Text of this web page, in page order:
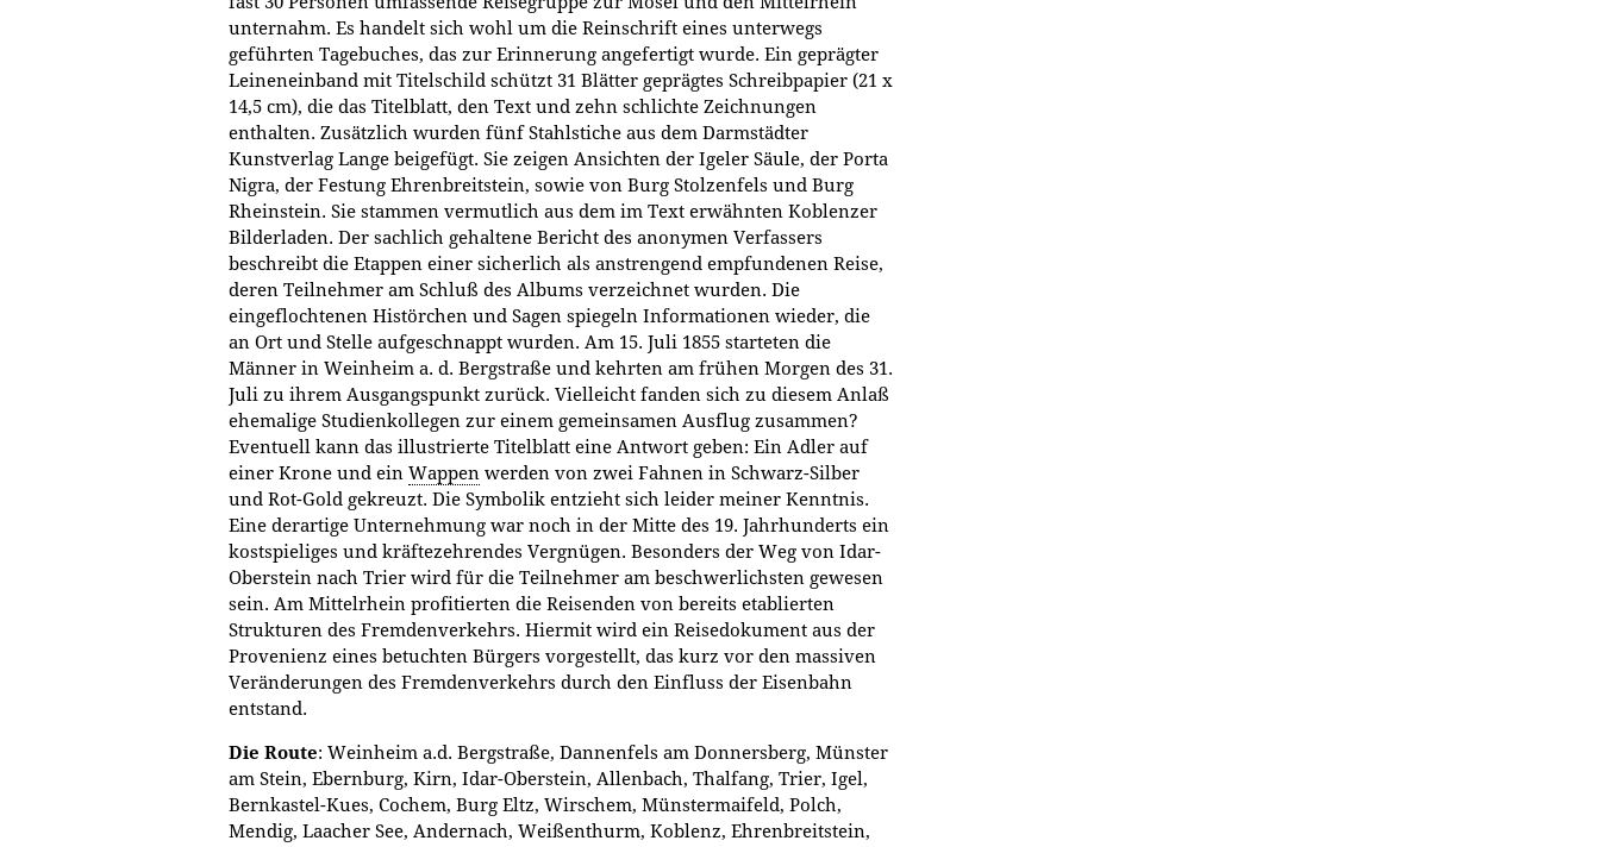
unternahm. Es handelt sich wohl um die Reinschrift eines unterwegs
geführten Tagebuches, das zur Erinnerung angefertigt wurde. Ein geprägter
Leineneinband mit Titelschild schützt 31 Blätter geprägtes Schreibpapier (21 x
14,5 cm), die das Titelblatt, den Text und zehn schlichte Zeichnungen
enthalten. Zusätzlich wurden fünf Stahlstiche aus dem Darmstädter
Kunstverlag Lange beigefügt. Sie zeigen Ansichten der Igeler Säule, der Porta
Nigra, der Festung Ehrenbreitstein, sowie von Burg Stolzenfels und Burg
Rheinstein. Sie stammen vermutlich aus dem im Text erwähnten Koblenzer
Bilderladen. Der sachlich gehaltene Bericht des anonymen Verfassers
beschreibt die Etappen einer sicherlich als anstrengend empfundenen Reise,
deren Teilnehmer am Schluß des Albums verzeichnet wurden. Die
eingeflochtenen Histörchen und Sagen spiegeln Informationen wieder, die
an Ort und Stelle aufgeschnappt wurden. Am 15. Juli 1855 starteten die
Männer in Weinheim a. d. Bergstraße und kehrten am frühen Morgen des 31.
Juli zu ihrem Ausgangspunkt zurück. Vielleicht fanden sich zu diesem Anlaß
ehemalige Studienkollegen zur einem gemeinsamen Ausflug zusammen?
Eventuell kann das illustrierte Titelblatt eine Antwort geben: Ein Adler auf
einer Krone und ein Wappen werden von zwei Fahnen in Schwarz-Silber
und Rot-Gold gekreuzt. Die Symbolik entzieht sich leider meiner Kenntnis.
Eine derartige Unternehmung war noch in der Mitte des 19. Jahrhunderts ein
kostspieliges und kräftezehrendes Vergnügen. Besonders der Weg von Idar-
Oberstein nach Trier wird für die Teilnehmer am beschwerlichsten gewesen
sein. Am Mittelrhein profitierten die Reisenden von bereits etablierten
Strukturen des Fremdenverkehrs. Hiermit wird ein Reisedokument aus der
Provenienz eines betuchten Bürgers vorgestellt, das kurz vor den massiven
Veränderungen des Fremdenverkehrs durch den Einfluss der Eisenbahn
entstand.
Die Route: Weinheim a.d. Bergstraße, Dannenfels am Donnersberg, Münster
am Stein, Ebernburg, Kirn, Idar-Oberstein, Allenbach, Thalfang, Trier, Igel,
Bernkastel-Kues, Cochem, Burg Eltz, Wirschem, Münstermaifeld, Polch,
Mendig, Laacher See, Andernach, Weißenthurm, Koblenz, Ehrenbreitstein,